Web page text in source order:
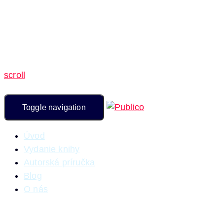
scroll
Toggle navigation
Úvod
Vydanie knihy
Autorská príručka
Blog
O nás